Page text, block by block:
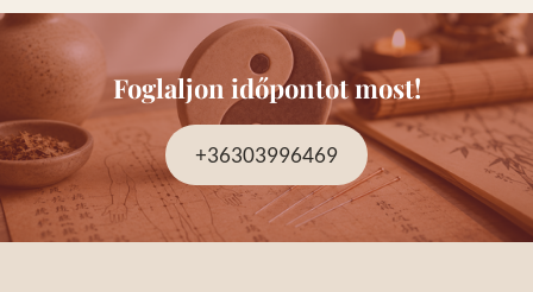
Foglaljon időpontot most!
+36303996469